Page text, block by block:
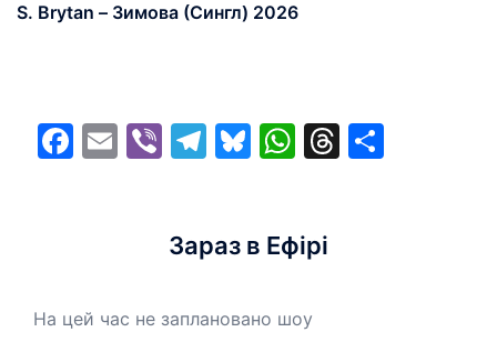
S. Brytan – Зимова (Сингл) 2026
Facebook
EmailViberTelegram
Bluesky
WhatsApp
Threads
Зараз в Ефірі
На цей час не заплановано шоу